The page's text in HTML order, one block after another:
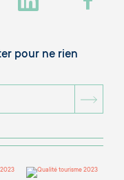
pour ne rien